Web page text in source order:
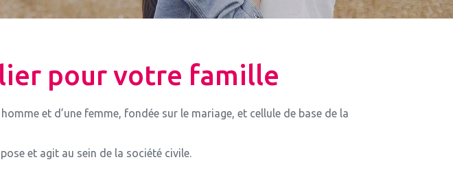
pour votre famille
et d’une femme, fondée sur le mariage, et cellule de base de la
et agit au sein de la société civile.